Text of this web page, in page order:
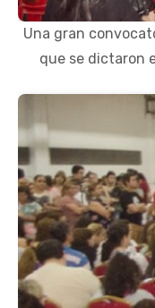
Una gran
que se dictaron